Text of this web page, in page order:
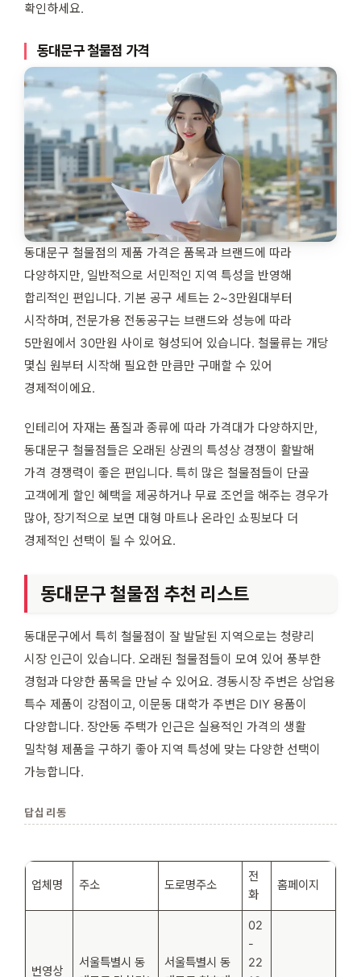
확인하세요.
동대문구 철물점 가격
동대문구 철물점의 제품 가격은 품목과 브랜드에 따라
다양하지만, 일반적으로 서민적인 지역 특성을 반영해
합리적인 편입니다. 기본 공구 세트는 2~3만원대부터
시작하며, 전문가용 전동공구는 브랜드와 성능에 따라
5만원에서 30만원 사이로 형성되어 있습니다. 철물류는 개당
몇십 원부터 시작해 필요한 만큼만 구매할 수 있어
경제적이에요.
인테리어 자재는 품질과 종류에 따라 가격대가 다양하지만,
동대문구 철물점들은 오래된 상권의 특성상 경쟁이 활발해
가격 경쟁력이 좋은 편입니다. 특히 많은 철물점들이 단골
고객에게 할인 혜택을 제공하거나 무료 조언을 해주는 경우가
많아, 장기적으로 보면 대형 마트나 온라인 쇼핑보다 더
경제적인 선택이 될 수 있어요.
동대문구 철물점 추천 리스트
동대문구에서 특히 철물점이 잘 발달된 지역으로는 청량리
시장 인근이 있습니다. 오래된 철물점들이 모여 있어 풍부한
경험과 다양한 품목을 만날 수 있어요. 경동시장 주변은 상업용
특수 제품이 강점이고, 이문동 대학가 주변은 DIY 용품이
다양합니다. 장안동 주택가 인근은 실용적인 가격의 생활
밀착형 제품을 구하기 좋아 지역 특성에 맞는 다양한 선택이
가능합니다.
답십리동
업체명 주소 도로명주소
전
화
홈페이지
번영상
서울특별시 동
서울특별시 동
02
-
22